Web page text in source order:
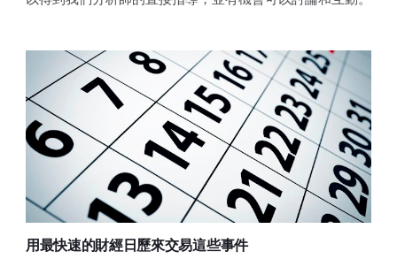
用最快速的財經日歷來交易這些事件